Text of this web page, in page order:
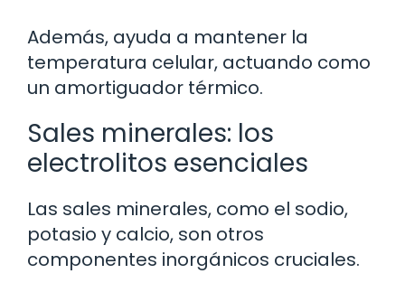
Además, ayuda a mantener la
temperatura celular, actuando como
un amortiguador térmico.
Sales minerales: los
electrolitos esenciales
Las sales minerales, como el sodio,
potasio y calcio, son otros
componentes inorgánicos cruciales.